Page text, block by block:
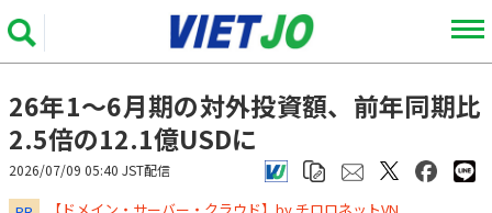
26年1～6月期の対外投資額、前年同期比
2.5倍の12.1億USDに
2026/07/09 05:40 JST配信